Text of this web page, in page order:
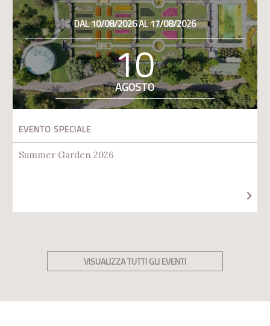
DAL 10/08/2026 AL 17/08/2026
10
AGOSTO
EVENTO SPECIALE
Summer Garden 2026
VISUALIZZA TUTTI GLI EVENTI